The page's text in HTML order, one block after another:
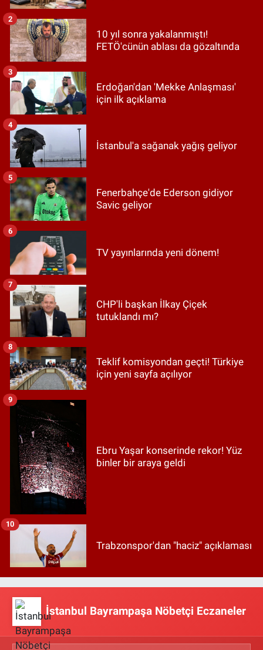
10 yıl sonra yakalanmıştı!
FETÖ'cünün ablası da gözaltında
2
Erdoğan'dan 'Mekke Anlaşması'
için ilk açıklama
3
İstanbul'a sağanak yağış geliyor
4
Fenerbahçe'de Ederson gidiyor
Savic geliyor
5
TV yayınlarında yeni dönem!
6
CHP'li başkan İlkay Çiçek
tutuklandı mı?
7
Teklif komisyondan geçti! Türkiye
için yeni sayfa açılıyor
8
Ebru Yaşar konserinde rekor! Yüz
binler bir araya geldi
9
Trabzonspor'dan "haciz" açıklaması
10
İstanbul Bayrampaşa Nöbetçi Eczaneler